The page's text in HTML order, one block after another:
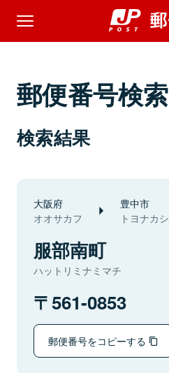
郵便番号検索
検索結果
大阪府
オオサカフ
豊中市
トヨナカシ
服部南町
ハットリミナミマチ
561-0853
郵便番号をコピーする